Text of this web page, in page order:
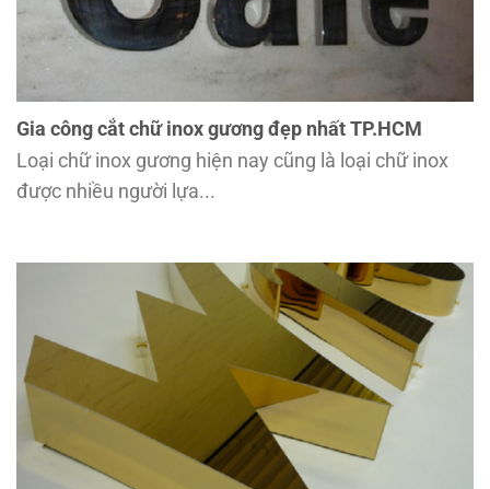
Gia công cắt chữ inox gương đẹp nhất TP.HCM
Loại chữ inox gương hiện nay cũng là loại chữ inox
được nhiều người lựa...